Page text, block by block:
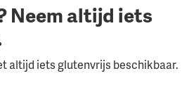
Neem altijd iets
altijd iets glutenvrijs beschikbaar.